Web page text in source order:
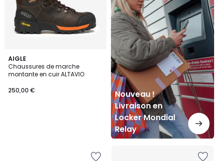
AIGLE
Chaussures de marche
montante en cuir ALTAVIO
250,00 €
Nouveau !
Livraison en
Locker Mondial
Relay
Relay